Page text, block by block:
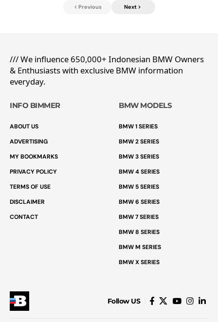
Previous Next
/// We influence 650,000+ Indonesian BMW Owners
& Enthusiasts with exclusive BMW information
everyday.
INFO BIMMER
ABOUT US
ADVERTISING
MY BOOKMARKS
PRIVACY POLICY
TERMS OF USE
DISCLAIMER
CONTACT
BMW MODELS
BMW 1 SERIES
BMW 2 SERIES
BMW 3 SERIES
BMW 4 SERIES
BMW 5 SERIES
BMW 6 SERIES
BMW 7 SERIES
BMW 8 SERIES
BMW M SERIES
BMW X SERIES
Follow US